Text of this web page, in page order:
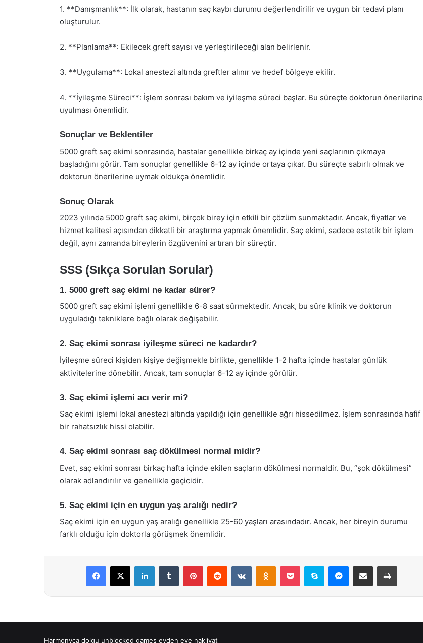
1. **Danışmanlık**: İlk olarak, hastanın saç kaybı durumu değerlendirilir ve uygun bir tedavi planı
oluşturulur.
2. **Planlama**: Ekilecek greft sayısı ve yerleştirileceği alan belirlenir.
3. **Uygulama**: Lokal anestezi altında greftler alınır ve hedef bölgeye ekilir.
4. **İyileşme Süreci**: İşlem sonrası bakım ve iyileşme süreci başlar. Bu süreçte doktorun önerilerine
uyulması önemlidir.
Sonuçlar ve Beklentiler
5000 greft saç ekimi sonrasında, hastalar genellikle birkaç ay içinde yeni saçlarının çıkmaya
başladığını görür. Tam sonuçlar genellikle 6-12 ay içinde ortaya çıkar. Bu süreçte sabırlı olmak ve
doktorun önerilerine uymak oldukça önemlidir.
Sonuç Olarak
2023 yılında 5000 greft saç ekimi, birçok birey için etkili bir çözüm sunmaktadır. Ancak, fiyatlar ve
hizmet kalitesi açısından dikkatli bir araştırma yapmak önemlidir. Saç ekimi, sadece estetik bir işlem
değil, aynı zamanda bireylerin özgüvenini artıran bir süreçtir.
SSS (Sıkça Sorulan Sorular)
1. 5000 greft saç ekimi ne kadar sürer?
5000 greft saç ekimi işlemi genellikle 6-8 saat sürmektedir. Ancak, bu süre klinik ve doktorun
uyguladığı tekniklere bağlı olarak değişebilir.
2. Saç ekimi sonrası iyileşme süreci ne kadardır?
İyileşme süreci kişiden kişiye değişmekle birlikte, genellikle 1-2 hafta içinde hastalar günlük
aktivitelerine dönebilir. Ancak, tam sonuçlar 6-12 ay içinde görülür.
3. Saç ekimi işlemi acı verir mi?
Saç ekimi işlemi lokal anestezi altında yapıldığı için genellikle ağrı hissedilmez. İşlem sonrasında hafif
bir rahatsızlık hissi olabilir.
4. Saç ekimi sonrası saç dökülmesi normal midir?
Evet, saç ekimi sonrası birkaç hafta içinde ekilen saçların dökülmesi normaldir. Bu, “şok dökülmesi”
olarak adlandırılır ve genellikle geçicidir.
5. Saç ekimi için en uygun yaş aralığı nedir?
Saç ekimi için en uygun yaş aralığı genellikle 25-60 yaşları arasındadır. Ancak, her bireyin durumu
farklı olduğu için doktorla görüşmek önemlidir.
Facebook
X LinkedInTumblr PinterestReddit VKontakteOdnoklassniki
Pocket Skype Messenger
E-Posta ile paylaş Yazdır
Harmonyca dolgu unblocked games evden eve nakliyat